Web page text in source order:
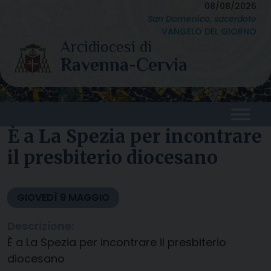
content
08/08/2026
San Domenico, sacerdote
VANGELO DEL GIORNO
È a La Spezia per incontrare
il presbiterio diocesano
GIOVEDÌ 9 MAGGIO
È a La Spezia per incontrare il presbiterio
diocesano